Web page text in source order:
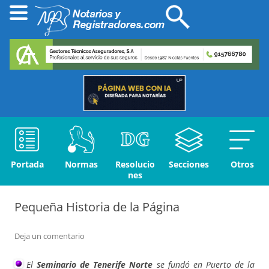
Portada Normas
Resolucio
nes
Secciones Otros
Pequeña Historia de la Página
Deja un comentario
ElSeminario de Tenerife Norte se fundó en Puerto de la